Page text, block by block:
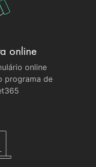
online
online
programa de